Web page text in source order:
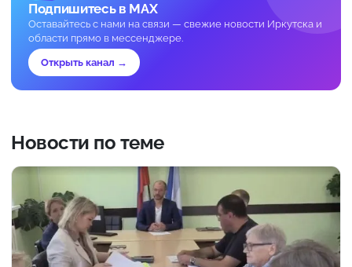
Подпишитесь в MAX
Оставайтесь с нами на связи — свежие новости Иркутска и
области прямо в мессенджере.
Открыть канал →
Новости по теме